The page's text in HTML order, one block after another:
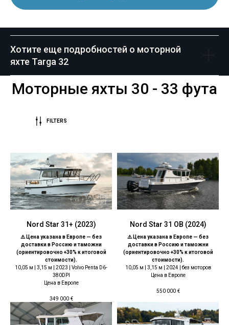
Хотите еще подробностей о моторной
яхте Targa 32
Моторные яхты 30 - 33 фута
FILTERS
Nord Star 31+ (2023)
⚠️ Цена указана в Европе — без
доставки в Россию и таможни
(ориентировочно +30% к итоговой
стоимости).
10,05 м | 3,15 м | 2023 | Volvo Penta D6-
380DPI
Цена в Европе
349 000 €
Nord Star 31 OB (2024)
⚠️ Цена указана в Европе — без
доставки в Россию и таможни
(ориентировочно +30% к итоговой
стоимости).
10,05 м | 3,15 м | 2024 | без моторов
Цена в Европе
550 000 €